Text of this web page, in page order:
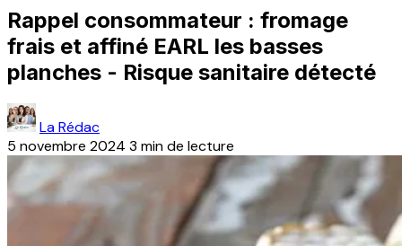
Rappel consommateur : fromage
frais et affiné EARL les basses
planches - Risque sanitaire détecté
La Rédac
5 novembre 2024 3 min de lecture